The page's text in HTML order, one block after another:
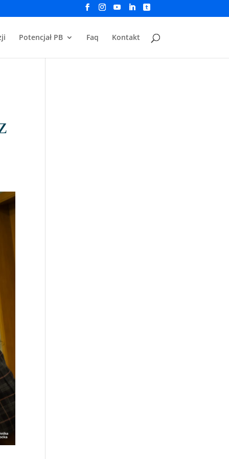
Potencjał PB Faq Kontakt